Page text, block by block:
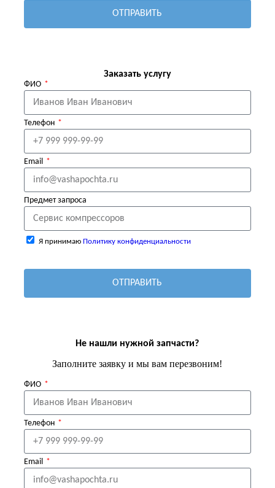
ОТПРАВИТЬ
Заказать услугу
ФИО
Телефон
Email
Предмет запроса
Я принимаю Политику конфиденциальности
ОТПРАВИТЬ
Не нашли нужной запчасти?
Заполните заявку и мы вам перезвоним!
ФИО
Телефон
Email